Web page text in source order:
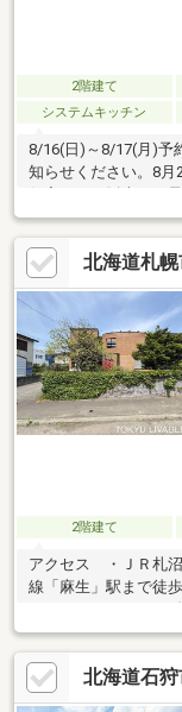
2階建て
システムキッチン
8/16(日)～8/17(月)予
知らせください。8月
住宅として販売する
分、JR「新琴似駅」
宅。新琴似小学校、
店まで車で3分。セブ
北札幌病院まで徒歩
校、スーパー、病院
北海道札
2階建て
アクセス ・ＪＲ札
線「麻生」駅まで徒
り、除湿効果があり
能です。・2階にも
面積が295.04m2あり
分有り（車種による
北海道石